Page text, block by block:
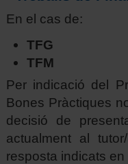
En el cas de:
TFG
TFM
Per indicació del
Bones Pràctiques
decisió de
actualment al
resposta indicats